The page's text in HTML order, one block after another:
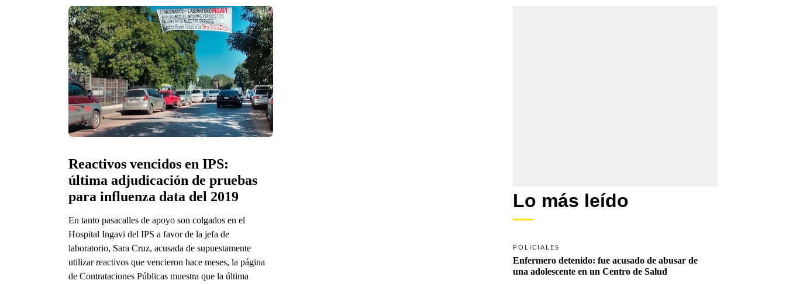
Reactivos vencidos en IPS:
última adjudicación de pruebas
para influenza data del 2019
En tanto pasacalles de apoyo son colgados en el
Hospital Ingavi del IPS a favor de la jefa de
laboratorio, Sara Cruz, acusada de supuestamente
utilizar reactivos que vencieron hace meses, la página
de Contrataciones Públicas muestra que la última
Lo más leído
POLICIALES
Enfermero detenido: fue acusado de abusar de
una adolescente en un Centro de Salud